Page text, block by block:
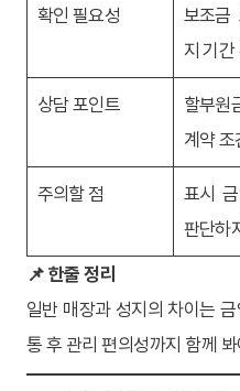
확인 필요성
보조금
지 기간
상담 포인트
할부
계약 조
주의할 점
표시
판단하
📌 한줄 정리
일반 매장과 성지의 차이는
통 후 관리 편의성까지 함께